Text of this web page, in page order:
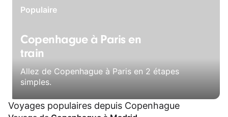
Populaire
Copenhague à Paris en
train
Allez de Copenhague à Paris en 2 étapes
simples.
Voyages populaires depuis Copenhague